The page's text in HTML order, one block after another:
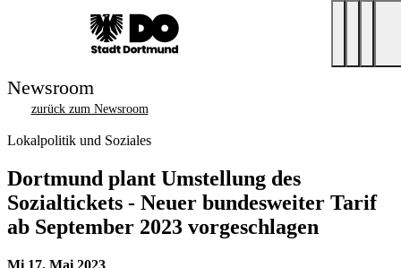
Newsroom
zurück zum Newsroom
Lokalpolitik und Soziales
Dortmund plant Umstellung des
Sozialtickets - Neuer bundesweiter Tarif
ab September 2023 vorgeschlagen
Mi 17. Mai 2023